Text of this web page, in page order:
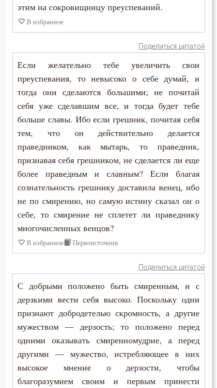
Порок
Последние времена
Пост
Похоть
Праведность
Праздник
Прелюбодеяние
Пример
Причастие
Промысел Божий
Пророчество
Прошение
Пьянство
Работа
этим на сокровищницу преуспеваний.
В избранное
Поделиться цитатой
Если желательно тебе увеличить свои
преуспевания, то невысоко о себе думай, и
тогда они сделаются большими; не почитай
себя уже сделавшим все, и тогда будет тебе
больше славы. Ибо если грешник, почитая себя
тем, что он действительно делается
праведником, как мытарь, то праведник,
признавая себя грешником, не сделается ли еще
более праведным и славным? Если благая
сознательность грешнику доставила венец, ибо
не по смирению, но самую истину сказал он о
себе, то смирение не сплетет ли праведнику
многочисленных венцов?
В избранное Первоисточник
Поделиться цитатой
С добрыми положено быть смиренным, и с
дерзкими вести себя высоко. Поскольку одни
признают добродетелью скромность, а другие
мужеством — дерзость; то положено перед
одними оказывать смиренномудрие, а перед
другими — мужество, истребляющее в них
высокое мнение о дерзости, чтобы
благоразумием своим и первым принести